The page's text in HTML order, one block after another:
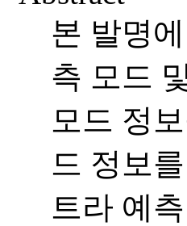
본 발명
측 모드
모드 정
드 정보
트라 예